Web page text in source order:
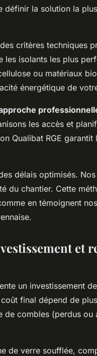
définir la solution la
critères techniques
les isolants les plus
ou matériaux
énergétique de
les accès et
Qualibat RGE
délais optimisés.
du chantier. Cette
en témoignent
et
un investissement de
final dépend de
combles (perdus ou
de verre soufflée,